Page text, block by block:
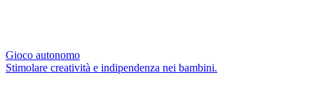
Gioco autonomo
Stimolare creatività e indipendenza nei bambini.